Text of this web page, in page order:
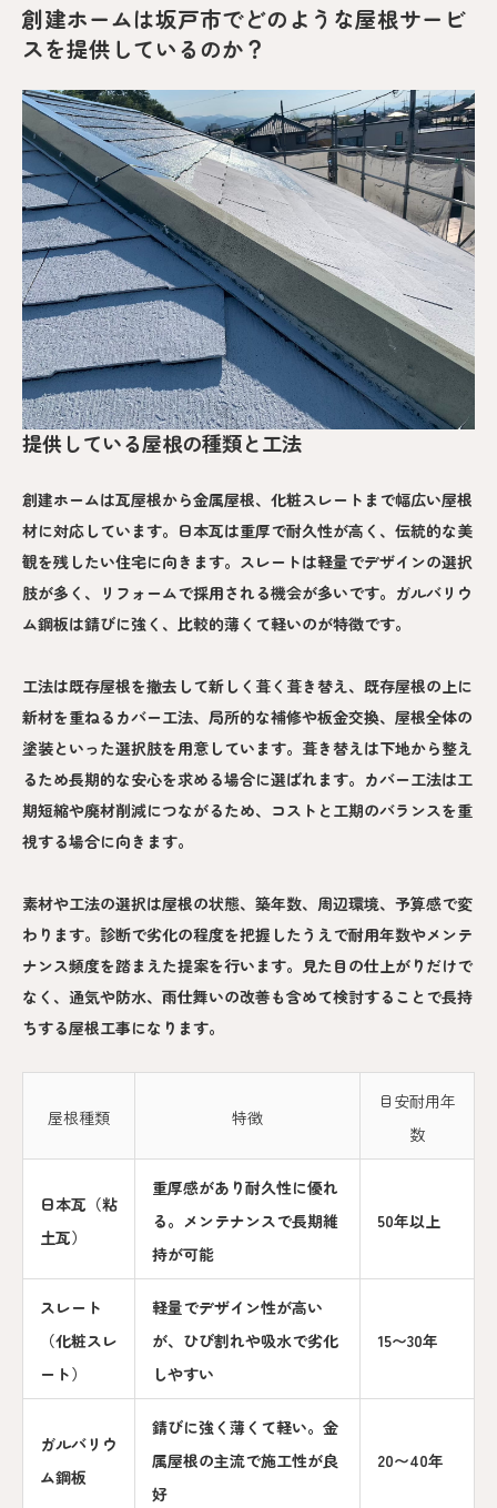
創建ホームは坂戸市でどのような屋根サービ
スを提供しているのか？
提供している屋根の種類と工法
創建ホームは瓦屋根から金属屋根、化粧スレートまで幅広い屋根
材に対応しています。日本瓦は重厚で耐久性が高く、伝統的な美
観を残したい住宅に向きます。スレートは軽量でデザインの選択
肢が多く、リフォームで採用される機会が多いです。ガルバリウ
ム鋼板は錆びに強く、比較的薄くて軽いのが特徴です。
工法は既存屋根を撤去して新しく葺く葺き替え、既存屋根の上に
新材を重ねるカバー工法、局所的な補修や板金交換、屋根全体の
塗装といった選択肢を用意しています。葺き替えは下地から整え
るため長期的な安心を求める場合に選ばれます。カバー工法は工
期短縮や廃材削減につながるため、コストと工期のバランスを重
視する場合に向きます。
素材や工法の選択は屋根の状態、築年数、周辺環境、予算感で変
わります。診断で劣化の程度を把握したうえで耐用年数やメンテ
ナンス頻度を踏まえた提案を行います。見た目の仕上がりだけで
なく、通気や防水、雨仕舞いの改善も含めて検討することで長持
ちする屋根工事になります。
屋根種類 特徴
目安耐用年
数
日本瓦（粘
土瓦）
重厚感があり耐久性に優れ
る。メンテナンスで長期維
持が可能
50年以上
スレート
（化粧スレ
ート）
軽量でデザイン性が高い
が、ひび割れや吸水で劣化
しやすい
15〜30年
ガルバリウ
ム鋼板
錆びに強く薄くて軽い。金
属屋根の主流で施工性が良
好
20〜40年